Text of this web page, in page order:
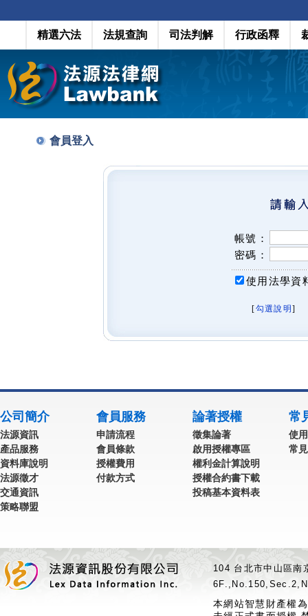
精選六法 法規查詢 司法判解 行政函釋
會員登入
帳號：
密碼：
使用法學資
[勾選說明 ]
公司簡介
法源資訊
產品服務
資料庫說明
法源徵才
交通資訊
策略聯盟
會員服務
申請流程
會員條款
授權費用
付款方式
論著授權
徵集論著
啟用授權專區
權利金計算說明
授權合約書下載
投稿基本資料表
常
使
常
104 台北市中山區
本網站智慧財產權